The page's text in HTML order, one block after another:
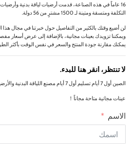
16 عاماً في هذه الصناعة، قدمت أرضيات لياقة بدنية
التكلفة ومتسقة ومتينة لـ 1500 مشترٍ من 56 دولة.
لن أضيع وقتك بالكثير من التفاصيل حول خبرتنا في مجال هذا
ويمكننا تزويدك بعينات مجانية، بالإضافة إلى عرض أسعار
يمكنك مقارنة جودة المنتج والسعر في نفس الوقت بأكثر
لا تنتظر، انقر هنا للبدء.
الصين أول 7 أيام تسليم أول 7 أيام مصنع اللياقة البدنية والأرضيات الرياضية,
عينات مجانية متاحة مجاناً！
الاسم